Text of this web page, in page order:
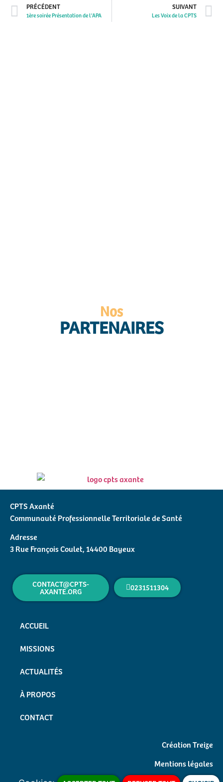
PRÉCÉDENT
1ère soirée Présentation de l’APA
SUIVANT
Les Voix de la CPTS
Nos
PARTENAIRES
CPTS Axanté
Communauté Professionnelle Territoriale de Santé
Adresse
3 Rue François Coulet, 14400 Bayeux
CONTACT@CPTS-
AXANTE.ORG 0231511304
ACCUEIL
MISSIONS
ACTUALITÉS
À PROPOS
CONTACT
Création Treize
Mentions légales